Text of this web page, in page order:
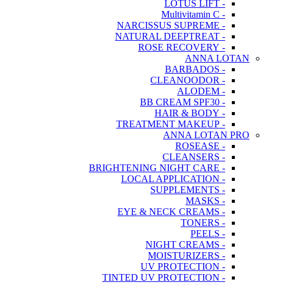
- LOTUS LIFT
- Multivitamin C
- NARCISSUS SUPREME
- NATURAL DEEPTREAT
- ROSE RECOVERY
ANNA LOTAN
- BARBADOS
- CLEANOODOR
- ALODEM
- BB CREAM SPF30
- HAIR & BODY
- TREATMENT MAKEUP
ANNA LOTAN PRO
- ROSEASE
- CLEANSERS
- BRIGHTENING NIGHT CARE
- LOCAL APPLICATION
- SUPPLEMENTS
- MASKS
- EYE & NECK CREAMS
- TONERS
- PEELS
- NIGHT CREAMS
- MOISTURIZERS
- UV PROTECTION
- TINTED UV PROTECTION